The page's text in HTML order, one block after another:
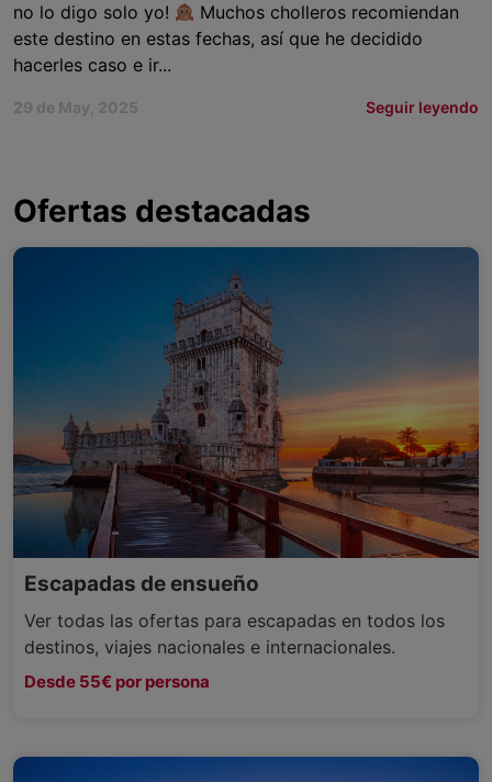
no lo digo solo yo!
Muchos cholleros recomiendan
este destino en estas fechas, así que he decidido
hacerles caso e ir...
29 de May, 2025 Seguir leyendo
Ofertas destacadas
Escapadas de ensueño
Ver todas las ofertas para escapadas en todos los
destinos, viajes nacionales e internacionales.
Desde 55€ por persona